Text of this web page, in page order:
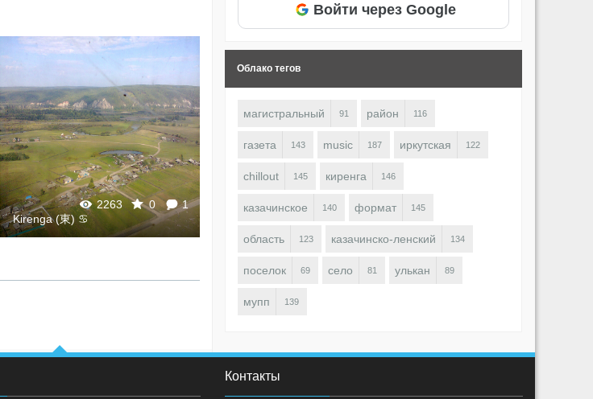
2263 0
1
Kirenga (東) ♋
2031 0
1
Войти через Google
Облако тегов
магистральный 91 район 116
газета 143 music 187 иркутская 122
chillout 145 киренга 146
казачинское 140 формат 145
область 123 казачинско-ленский 134
поселок 69 село 81 улькан 89
мупп 139
Контакты